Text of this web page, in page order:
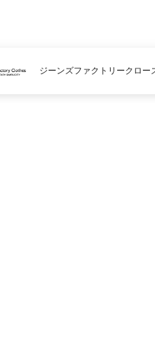
ジーンズファクトリークロー